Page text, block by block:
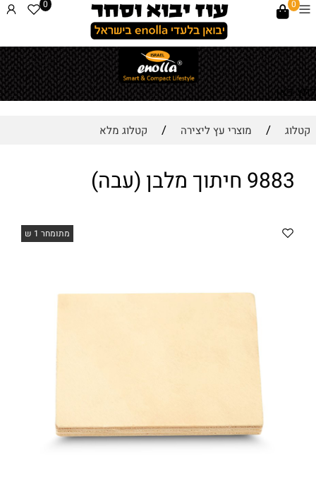
לחץ כאן
0
0
קטלוג / מוצרי עץ ליצירה / קטלוג מלא
9883 חיתוך מלבן (עבה)
מתומחר 1 ש